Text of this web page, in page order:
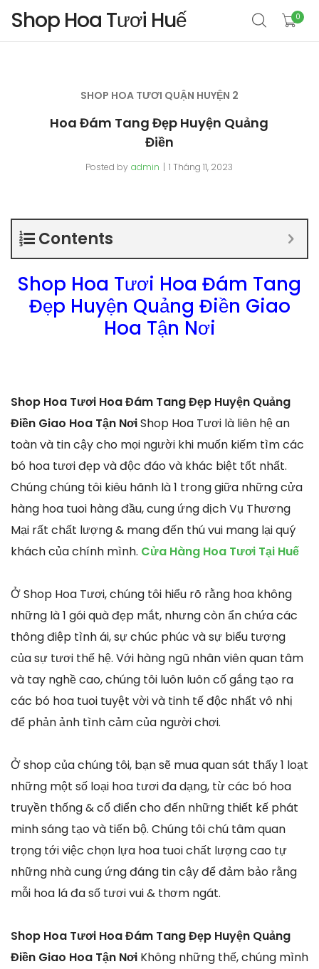
Shop Hoa Tươi Huế 0
SHOP HOA TƯƠI QUẬN HUYỆN 2
Hoa Đám Tang Đẹp Huyện Quảng
Điền
Posted by admin 1 Tháng 11, 2023
Contents
Shop Hoa Tươi Hoa Đám Tang
Đẹp Huyện Quảng Điền Giao
Hoa Tận Nơi
Shop Hoa Tươi Hoa Đám Tang Đẹp Huyện Quảng
Điền Giao Hoa Tận NơiShop Hoa Tươi là liên hệ an
toàn và tin cậy cho mọi người khi muốn kiếm tìm các
bó hoa tươi đẹp và độc đáo và khác biệt tốt nhất.
Chúng chúng tôi kiêu hãnh là 1 trong giữa những cửa
hàng hoa tuoi hàng đầu, cung ứng dịch Vụ Thương
Mại rất chất lượng & mang đến thú vui mang lại quý
khách của chính mình. Cửa Hàng Hoa Tươi Tại Huế
Ở Shop Hoa Tươi, chúng tôi hiểu rõ rằng hoa không
những là 1 gói quà đẹp mắt, nhưng còn ẩn chứa các
thông điệp tình ái, sự chúc phúc và sự biểu tượng
của sự tươi thế hệ. Với hàng ngũ nhân viên quan tâm
và tay nghề cao, chúng tôi luôn luôn cố gắng tạo ra
các bó hoa tuoi tuyệt vời và tinh tế độc nhất vô nhị
để phản ảnh tình cảm của người chơi.
Ở shop của chúng tôi, bạn sẽ mua quan sát thấy 1 loạt
những một số loại hoa tươi đa dạng, từ các bó hoa
truyền thống & cổ điển cho đến những thiết kế phát
minh sáng tạo và tiến bộ. Chúng tôi chú tâm quan
trọng tới việc chọn lựa hoa tuoi chất lượng cao tự
những nhà cung ứng đáng tin cậy để đảm bảo rằng
mỗi hoa lá đa số tươi vui & thơm ngát.
Shop Hoa Tươi Hoa Đám Tang Đẹp Huyện Quảng
Điền Giao Hoa Tận Nơi Không những thế, chúng mình